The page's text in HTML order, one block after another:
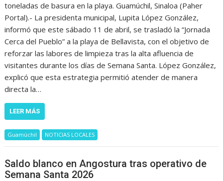
toneladas de basura en la playa. Guamúchil, Sinaloa (Paher
Portal).- La presidenta municipal, Lupita López González,
informó que este sábado 11 de abril, se trasladó la “Jornada
Cerca del Pueblo” a la playa de Bellavista, con el objetivo de
reforzar las labores de limpieza tras la alta afluencia de
visitantes durante los días de Semana Santa. López González,
explicó que esta estrategia permitió atender de manera
directa la…
LEER MÁS
Guamúchil NOTICIAS LOCALES
Saldo blanco en Angostura tras operativo de
Semana Santa 2026